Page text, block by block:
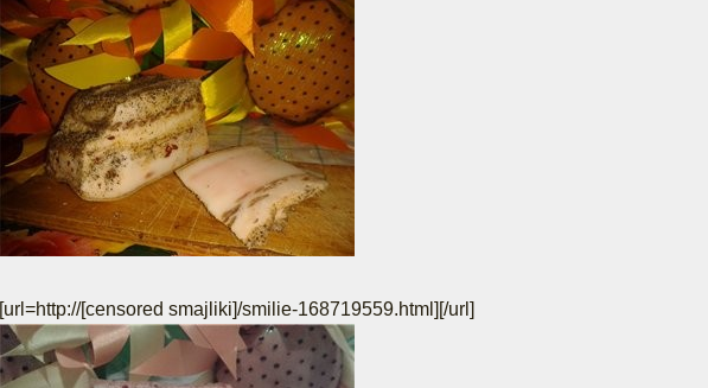
[url=http://[censored smajliki]/smilie-168719559.html] [/url]